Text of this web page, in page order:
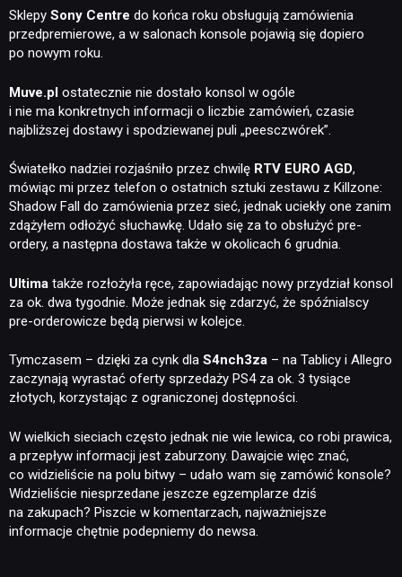
Sklepy Sony Centre do końca roku obsługują zamówienia
przedpremierowe, a w salonach konsole pojawią się dopiero
po nowym roku.
Muve.pl ostatecznie nie dostało konsol w ogóle
i nie ma konkretnych informacji o liczbie zamówień, czasie
najbliższej dostawy i spodziewanej puli „peesczwórek”.
Światełko nadziei rozjaśniło przez chwilę RTV EURO AGD,
mówiąc mi przez telefon o ostatnich sztuki zestawu z Killzone:
Shadow Fall do zamówienia przez sieć, jednak uciekły one zanim
zdążyłem odłożyć słuchawkę. Udało się za to obsłużyć pre-
ordery, a następna dostawa także w okolicach 6 grudnia.
Ultima także rozłożyła ręce, zapowiadając nowy przydział konsol
za ok. dwa tygodnie. Może jednak się zdarzyć, że spóźnialscy
pre-orderowicze będą pierwsi w kolejce.
Tymczasem – dzięki za cynk dla S4nch3za – na Tablicy i Allegro
zaczynają wyrastać oferty sprzedaży PS4 za ok. 3 tysiące
złotych, korzystając z ograniczonej dostępności.
W wielkich sieciach często jednak nie wie lewica, co robi prawica,
a przepływ informacji jest zaburzony. Dawajcie więc znać,
co widzieliście na polu bitwy – udało wam się zamówić konsole?
Widzieliście niesprzedane jeszcze egzemplarze dziś
na zakupach? Piszcie w komentarzach, najważniejsze
informacje chętnie podepniemy do newsa.